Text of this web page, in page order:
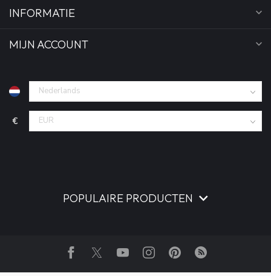
INFORMATIE
MIJN ACCOUNT
€
POPULAIRE PRODUCTEN